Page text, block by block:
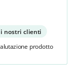
i nostri clienti
prodotto